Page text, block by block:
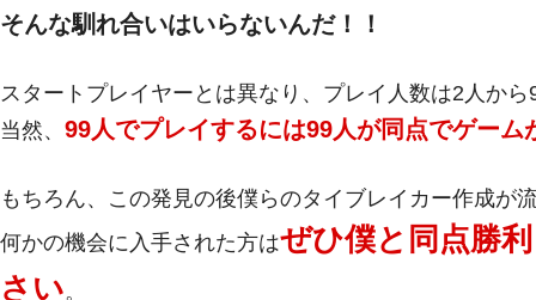
そんな馴れ合いはいらないんだ！！
スタートプレイヤーとは異なり、プレイ人数は2人か
当然、 99人でプレイするには99人が同点でゲー
もちろん、この発見の後僕らのタイブレイカー作成が
何かの機会に入手された方はぜひ僕と同点勝
さい。